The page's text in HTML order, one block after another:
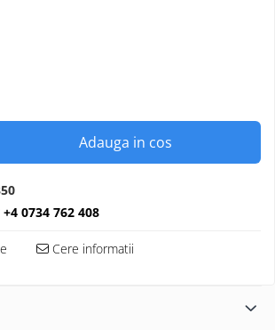
Adauga in cos
+4 0734 762 408
Cere informatii